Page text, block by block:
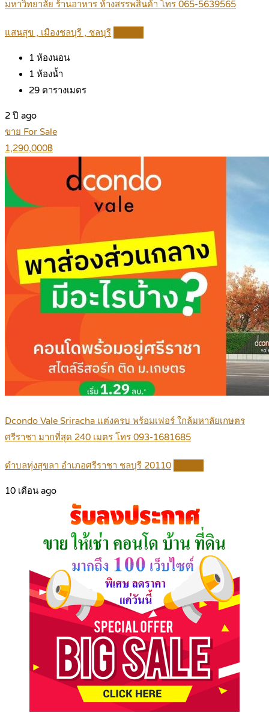
มหาวิทยาลัย ร้านอาหาร ห้างสรรพสินค้า โทร 065-5639565
แสนสุข , เมืองชลบุรี , ชลบุรี
1 ห้องนอน
1 ห้องน้ำ
29 ตารางเมตร
2 ปี ago
ขาย For Sale
1,290,000฿
Dcondo Vale Sriracha แต่งครบ พร้อมเฟอร์ ใกล้มหาลัยเกษตร
ศรีราชา มากที่สุด 240 เมตร โทร 093-1681685
ตำบลทุ่งสุขลา อำเภอศรีราชา ชลบุรี 20110
10 เดือน ago